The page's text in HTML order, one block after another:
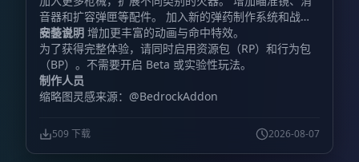
音器和扩容弹匣等配件。 加入新的弹药制作系统和战利
品整合。 增加更丰富的动画与命中特效。
安装说明
为了获得完整体验，请同时启用资源包（RP）和行为包
（BP）。不需要开启 Beta 或实验性玩法。
制作人员
缩略图灵感来源：@BedrockAddon
509 下载 2026-08-07